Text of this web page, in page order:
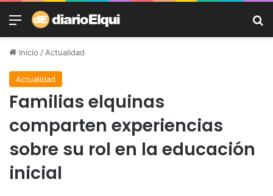
Menú
Inicio /Actualidad
Actualidad
Familias elquinas
comparten experiencias
sobre su rol en la educación
inicial